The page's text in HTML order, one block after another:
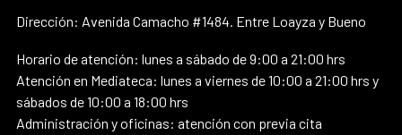
Dirección: Avenida Camacho #1484. Entre Loayza y Bueno
Horario de atención: lunes a sábado de 9:00 a 21:00 hrs
Atención en Mediateca: lunes a viernes de 10:00 a 21:00 hrs y
sábados de 10:00 a 18:00 hrs
Administración y oficinas: atención con previa cita